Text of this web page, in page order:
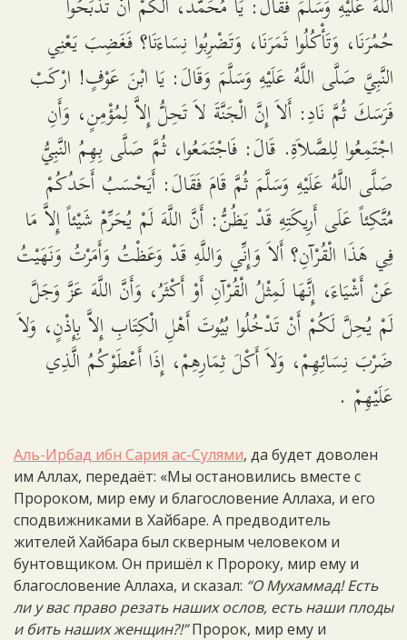
حُمُرَنَا، وَتَأْكُلُوا ثَمَرَنَا، وَتَضْرِبُوا نِسَاءَنَا؟ فَغَضِبَ يَعْنِي
النَّبِيَّ صَلَّى اللَّهُ عَلَيْهِ وَسَلَّمَ وَقَالَ: يَا ابْنَ عَوْفٍ! ارْكَبْ
فَرَسَكَ ثُمَّ نَادِ: أَلاَ إِنَّ الْجَنَّةَ لاَ تَحِلُّ إِلاَّ لِمُؤْمِنٍ، وَأَنِ
اجْتَمِعُوا لِلصَّلاَةِ. قَالَ: فَاجْتَمَعُوا، ثُمَّ صَلَّى بِهِمُ النَّبِيُّ
صَلَّى اللَّهُ عَلَيْهِ وَسَلَّمَ ثُمَّ قَامَ فَقَالَ: أَيَحْسَبُ أَحَدُكُمْ
مُتَّكِئاً عَلَى أَرِيكَتِهِ قَدْ يَظُنُّ: أَنَّ اللَّهَ لَمْ يُحَرِّمْ شَيْئاً إِلاَّ مَا
فِي هَذَا الْقُرْآنِ؟ أَلاَ وَإِنِّي وَاللَّهِ قَدْ وَعَظْتُ وَأَمَرْتُ وَنَهَيْتُ
عَنْ أَشْيَاءَ، إِنَّهَا لَمِثْلُ الْقُرْآنِ أَوْ أَكْثَرُ، وَأَنَّ اللَّهَ عَزَّ وَجَلَّ
لَمْ يُحِلَّ لَكُمْ أَنْ تَدْخُلُوا بُيُوتَ أَهْلِ الْكِتَابِ إِلاَّ بِإِذْنٍ، وَلاَ
ضَرْبَ نِسَائِهِمْ، وَلاَ أَكْلَ ثِمَارِهِمْ، إِذَا أَعْطَوْكُمُ الَّذِي
عَلَيْهِمْ .
Аль-Ирбад ибн Сария ас-Сулями, да будет доволен
им Аллах, передаёт: «Мы остановились вместе с
Пророком, мир ему и благословение Аллаха, и его
сподвижниками в Хайбаре. А предводитель
жителей Хайбара был скверным человеком и
бунтовщиком. Он пришёл к Пророку, мир ему и
благословение Аллаха, и сказал: “О Мухаммад! Есть
ли у вас право резать наших ослов, есть наши плоды
и бить наших женщин?!”Пророк, мир ему и